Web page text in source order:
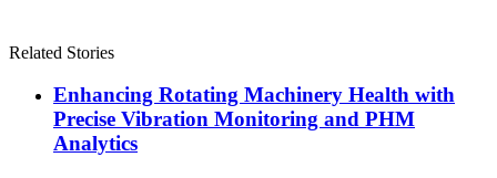
Related Stories
Enhancing Rotating Machinery Health with
Precise Vibration Monitoring and PHM
Analytics